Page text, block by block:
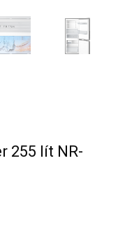
255 lít NR-